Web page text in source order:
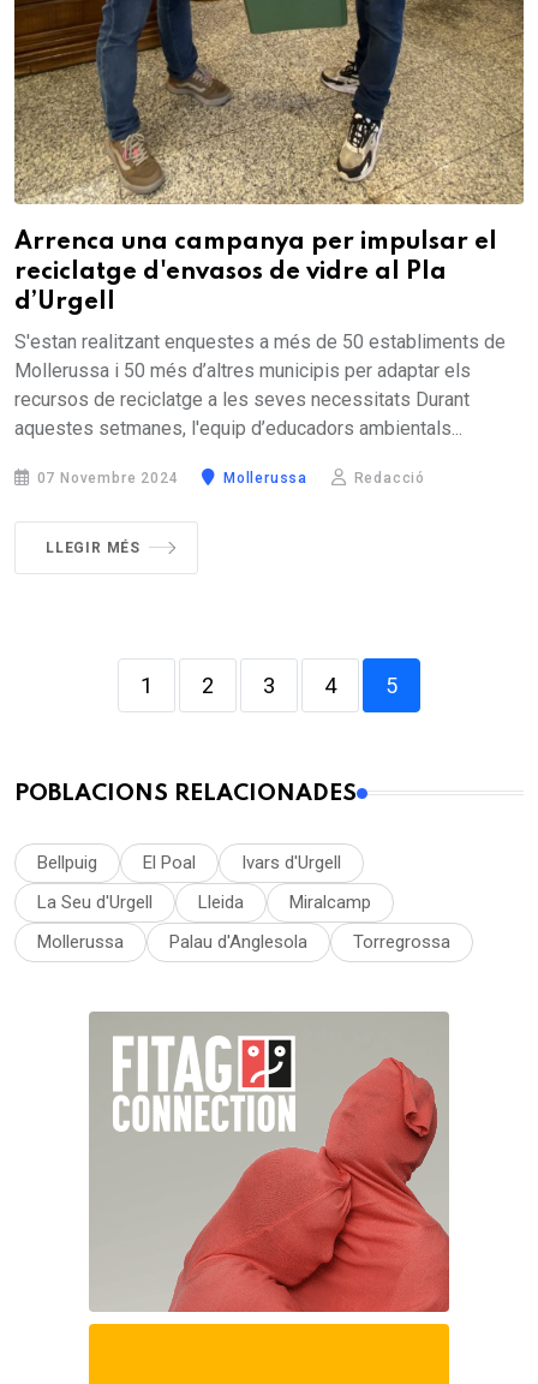
Arrenca una campanya per impulsar el
reciclatge d'envasos de vidre al Pla
d’Urgell
S'estan realitzant enquestes a més de 50 establiments de
Mollerussa i 50 més d’altres municipis per adaptar els
recursos de reciclatge a les seves necessitats Durant
aquestes setmanes, l'equip d’educadors ambientals...
07 Novembre 2024 Mollerussa Redacció
LLEGIR MÉS
1 2 3 4 5
POBLACIONS RELACIONADES
Bellpuig El Poal
Ivars d'Urgell
La Seu d'Urgell
Lleida
Miralcamp
Mollerussa
Palau d'Anglesola Torregrossa